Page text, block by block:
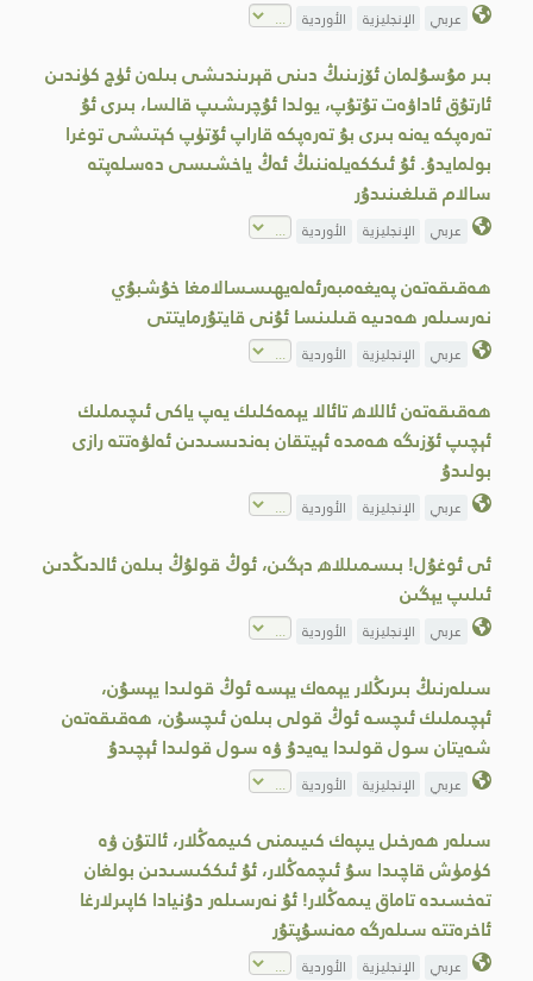
عربي الإنجليزية الأوردية
بىر مۇسۇلمان ئۆزىنىڭ دىنى قېرىندىشى بىلەن ئۈچ كۈندىن
ئارتۇق ئاداۋەت تۇتۇپ، يولدا ئۇچرىشىپ قالسا، بىرى ئۇ
تەرەپكە يەنە بىرى بۇ تەرەپكە قاراپ ئۆتۈپ كېتىشى توغرا
بولمايدۇ. ئۇ ئىككەيلەننىڭ ئەڭ ياخشىسى دەسلەپتە
سالام قىلغىنىدۇر
عربي الإنجليزية الأوردية
ھەقىقەتەن پەيغەمبەرئەلەيھىسسالامغا خۇشبۇي
نەرسىلەر ھەدىيە قىلىنسا ئۇنى قايتۇرمايتتى
عربي الإنجليزية الأوردية
ھەقىقەتەن ئاللاھ تائالا يېمەكلىك يەپ ياكى ئىچىملىك
ئېچىپ ئۆزىگە ھەمدە ئېيتقان بەندىسىدىن ئەلۋەتتە رازى
بولىدۇ
عربي الإنجليزية الأوردية
ئى ئوغۇل! بىسمىللاھ دېگىن، ئوڭ قولۇڭ بىلەن ئالدىڭدىن
ئىلىپ يېگىن
عربي الإنجليزية الأوردية
سىلەرنىڭ بىرىڭلار يېمەك يېسە ئوڭ قولىدا يېسۇن،
ئېچىملىك ئىچسە ئوڭ قولى بىلەن ئىچسۇن، ھەقىقەتەن
شەيتان سول قولىدا يەيدۇ ۋە سول قولىدا ئېچىدۇ
عربي الإنجليزية الأوردية
سىلەر ھەرخىل يىپەك كىيىمنى كىيمەڭلار، ئالتۇن ۋە
كۈمۈش قاچىدا سۇ ئىچمەڭلار، ئۇ ئىككىسىدىن بولغان
تەخسىدە تاماق يىمەڭلار! ئۇ نەرسىلەر دۇنيادا كاپىرلارغا
ئاخرەتتە سىلەرگە مەنسۇپتۇر
عربي الإنجليزية الأوردية